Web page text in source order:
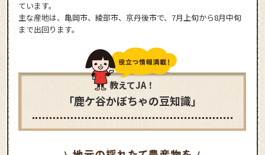
ています。
主な産地は、亀岡市、綾部市、京丹後市で、7月上旬から8月中旬
まで出回ります。
教えてJA！
「鹿ケ谷かぼちゃの豆知識」